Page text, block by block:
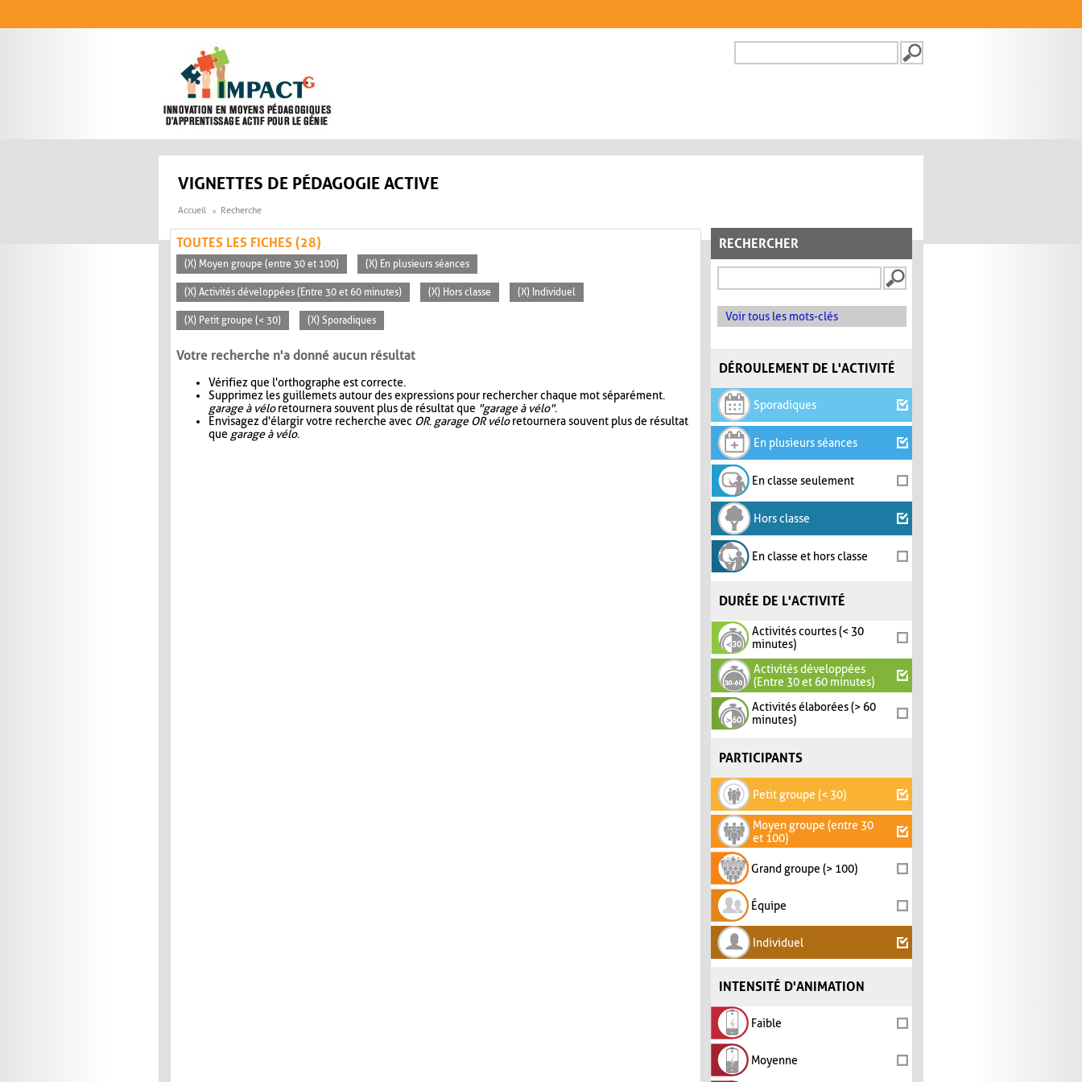
FORMULAIRE DE
VIGNETTES DE PÉDAGOGIE ACTIVE
Accueil Recherche
RECHERCHER
Voir tous les mots-clés
DÉROULEMENT DE L'ACTIVITÉ
Sporadiques
En plusieurs séances
En classe seulement
Hors classe
En classe et hors classe
DURÉE DE L'ACTIVITÉ
Activités courtes (< 30
minutes)
Activités développées
(Entre 30 et 60 minutes)
Activités élaborées (> 60
minutes)
PARTICIPANTS
Petit groupe (< 30)
Moyen groupe (entre 30
et 100)
Grand groupe (> 100)
Équipe
Individuel
INTENSITÉ D'ANIMATION
Faible
Moyenne
TOUTES LES FICHES (28)
(X) Moyen groupe (entre 30 et 100) (X) En plusieurs séances
(X) Activités développées (Entre 30 et 60 minutes) (X) Hors classe (X) Individuel
(X) Petit groupe (< 30) (X) Sporadiques
Votre recherche n'a donné aucun résultat
Vérifiez que l'orthographe est correcte.
Supprimez les guillemets autour des expressions pour rechercher chaque mot séparément.
garage à véloretournera souvent plus de résultat que "garage à vélo".
Envisagez d'élargir votre recherche avec OR. garage OR véloretournera souvent plus de résultat
que garage à vélo.